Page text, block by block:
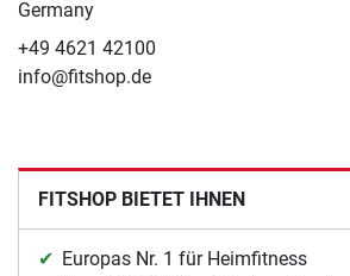
Germany
+49 4621 42100
info@fitshop.de
FITSHOP BIETET IHNEN
Europas Nr. 1 für Heimfitness